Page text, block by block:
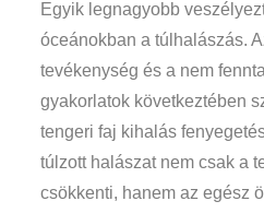
Egyik legnagyobb
óceánokban a túlhalászás.
tevékenység és a nem
gyakorlatok következtében
tengeri faj kihalás
túlzott halászat nem csak a
csökkenti, hanem az egész